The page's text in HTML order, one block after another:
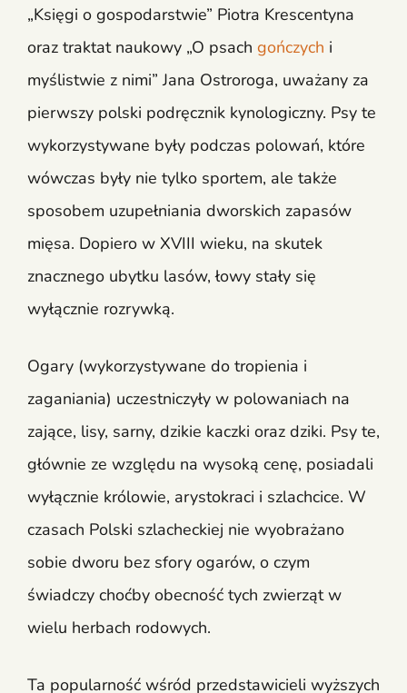
„Księgi o gospodarstwie” Piotra Krescentyna
oraz traktat naukowy „O psach gończych i
myślistwie z nimi” Jana Ostroroga, uważany za
pierwszy polski podręcznik kynologiczny. Psy te
wykorzystywane były podczas polowań, które
wówczas były nie tylko sportem, ale także
sposobem uzupełniania dworskich zapasów
mięsa. Dopiero w XVIII wieku, na skutek
znacznego ubytku lasów, łowy stały się
wyłącznie rozrywką.
Ogary (wykorzystywane do tropienia i
zaganiania) uczestniczyły w polowaniach na
zające, lisy, sarny, dzikie kaczki oraz dziki. Psy te,
głównie ze względu na wysoką cenę, posiadali
wyłącznie królowie, arystokraci i szlachcice. W
czasach Polski szlacheckiej nie wyobrażano
sobie dworu bez sfory ogarów, o czym
świadczy choćby obecność tych zwierząt w
wielu herbach rodowych.
Ta popularność wśród przedstawicieli wyższych